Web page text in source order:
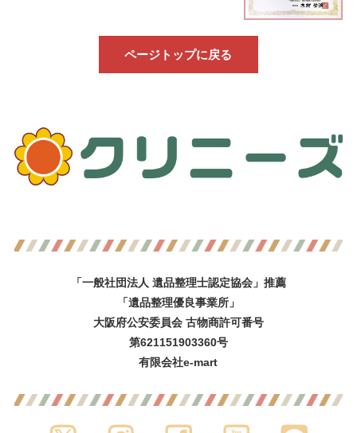
ページトップに戻る
「一般社団法人 遺品整理士認定協会」推薦
「遺品整理優良事業所」
大阪府公安委員会 古物商許可番号
第621151903360号
有限会社e-mart